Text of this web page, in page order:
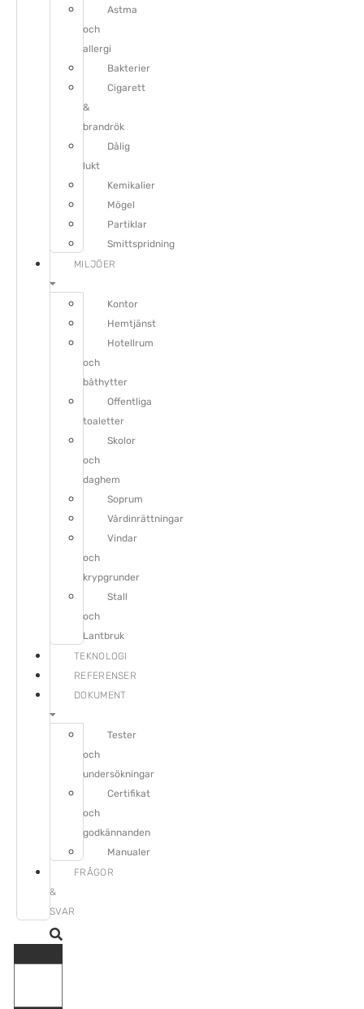
Astma
och
allergi
Bakterier
Cigarett
&
brandrök
Dålig
lukt
Kemikalier
Mögel
Partiklar
Smittspridning
MILJÖER
Kontor
Hemtjänst
Hotellrum
och
båthytter
Offentliga
toaletter
Skolor
och
daghem
Soprum
Vårdinrättningar
Vindar
och
krypgrunder
Stall
och
Lantbruk
TEKNOLOGI
REFERENSER
DOKUMENT
Tester
och
undersökningar
Certifikat
och
godkännanden
Manualer
FRÅGOR
&
SVAR